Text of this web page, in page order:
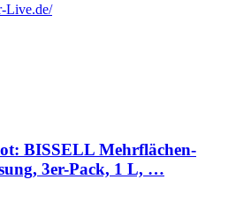
Live.de/
BISSELL Mehrflächen-
3er-Pack, 1 L, …